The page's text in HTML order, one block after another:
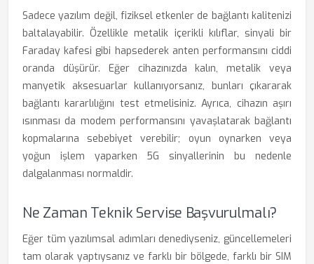
Sadece yazılım değil, fiziksel etkenler de bağlantı kalitenizi
baltalayabilir. Özellikle metalik içerikli kılıflar, sinyali bir
Faraday kafesi gibi hapsederek anten performansını ciddi
oranda düşürür. Eğer cihazınızda kalın, metalik veya
manyetik aksesuarlar kullanıyorsanız, bunları çıkararak
bağlantı kararlılığını test etmelisiniz. Ayrıca, cihazın aşırı
ısınması da modem performansını yavaşlatarak bağlantı
kopmalarına sebebiyet verebilir; oyun oynarken veya
yoğun işlem yaparken 5G sinyallerinin bu nedenle
dalgalanması normaldir.
Ne Zaman Teknik Servise Başvurulmalı?
Eğer tüm yazılımsal adımları denediyseniz, güncellemeleri
tam olarak yaptıysanız ve farklı bir bölgede, farklı bir SIM